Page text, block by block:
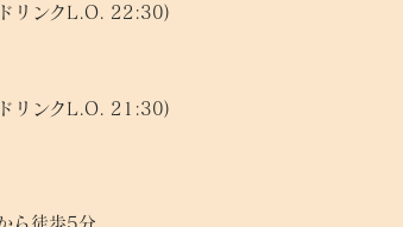
リンクL.O. 22:30)
リンクL.O. 21:30)